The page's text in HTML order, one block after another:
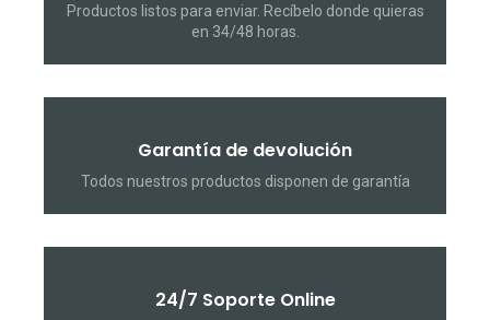
Productos listos para enviar. Recíbelo donde quieras
en 34/48 horas.
Garantía de devolución
Todos nuestros productos disponen de garantía
24/7 Soporte Online